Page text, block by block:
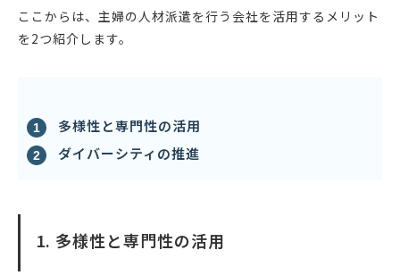
ここからは、主婦の人材派遣を行う会社を活用するメリット
を2つ紹介します。
多様性と専門性の活用
ダイバーシティの推進
1. 多様性と専門性の活用